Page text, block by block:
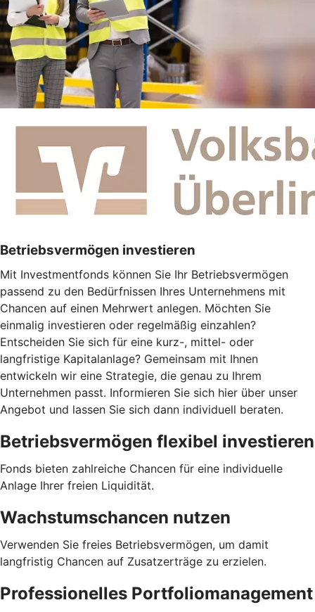
Betriebsvermögen investieren
Mit Investmentfonds können Sie Ihr Betriebsvermögen
passend zu den Bedürfnissen Ihres Unternehmens mit
Chancen auf einen Mehrwert anlegen. Möchten Sie
einmalig investieren oder regelmäßig einzahlen?
Entscheiden Sie sich für eine kurz-, mittel- oder
langfristige Kapitalanlage? Gemeinsam mit Ihnen
entwickeln wir eine Strategie, die genau zu Ihrem
Unternehmen passt. Informieren Sie sich hier über unser
Angebot und lassen Sie sich dann individuell beraten.
Betriebsvermögen flexibel investieren
Fonds bieten zahlreiche Chancen für eine individuelle
Anlage Ihrer freien Liquidität.
Wachstumschancen nutzen
Verwenden Sie freies Betriebsvermögen, um damit
langfristig Chancen auf Zusatzerträge zu erzielen.
Professionelles Portfoliomanagement